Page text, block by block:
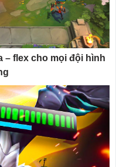
– flex cho mọi đội hình